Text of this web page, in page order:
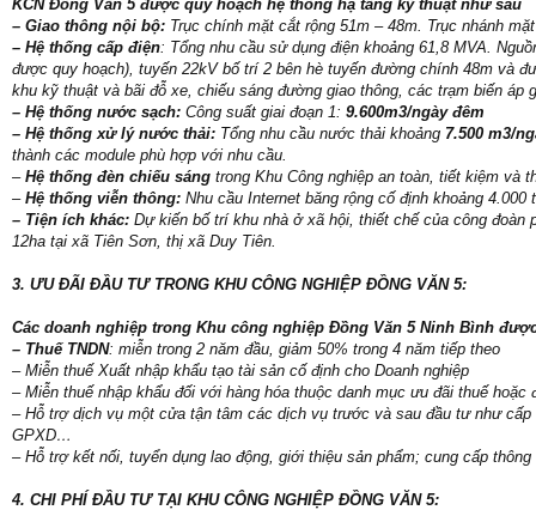
KCN Đồng Văn 5 được quy hoạch hệ thống hạ tầng kỹ thuật như sau
– Giao thông nội bộ: Trục chính mặt cắt rộng 51m – 48m. Trục nhánh
– Hệ thống cấp điện: Tổng nhu cầu sử dụng điện khoảng 61,8 MVA.
được quy hoạch), tuyến 22kV bố trí 2 bên hè tuyến đường chính 48m và
khu kỹ thuật và bãi đỗ xe, chiếu sáng đường giao thông, các trạm biến
– Hệ thống nước sạch: Công suất giai đoạn 1: 9.600m3/ngày đêm
– Hệ thống xử lý nước thải: Tổng nhu cầu nước thải khoảng 7.500 m3/
thành các module phù hợp với nhu cầu.
– Hệ thống đèn chiếu sáng trong Khu Công nghiệp an toàn, tiết kiệm và
– Hệ thống viễn thông: Nhu cầu Internet băng rộng cố định khoảng
– Tiện ích khác: Dự kiến bố trí khu nhà ở xã hội, thiết chế của công
12ha tại xã Tiên Sơn, thị xã Duy Tiên.
3. ƯU ĐÃI ĐẦU TƯ TRONG KHU CÔNG NGHIỆP ĐỒNG VĂN 5:
Các doanh nghiệp trong Khu công nghiệp Đồng Văn 5 Ninh Bình
– Thuế TNDN: miễn trong 2 năm đầu, giảm 50% trong 4 năm tiếp theo
– Miễn thuế Xuất nhập khẩu tạo tài sản cố định cho Doanh nghiệp
– Miễn thuế nhập khẩu đối với hàng hóa thuộc danh mục ưu đãi thuế hoặc
– Hỗ trợ dịch vụ một cửa tận tâm các dịch vụ trước và sau đầu tư như
GPXD…
– Hỗ trợ kết nối, tuyển dụng lao động, giới thiệu sản phẩm; cung cấp
4. CHI PHÍ ĐẦU TƯ TẠI KHU CÔNG NGHIỆP ĐỒNG VĂN 5: